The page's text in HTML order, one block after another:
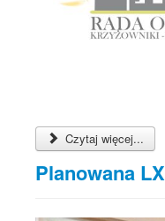
Czytaj więcej...
Planowana